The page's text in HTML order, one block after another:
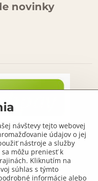
novinky
návštevy tejto webovej
údajov o jej
nástroje a služby
môžu preniesť k
Kliknutím na
súhlas s týmto
informácie alebo